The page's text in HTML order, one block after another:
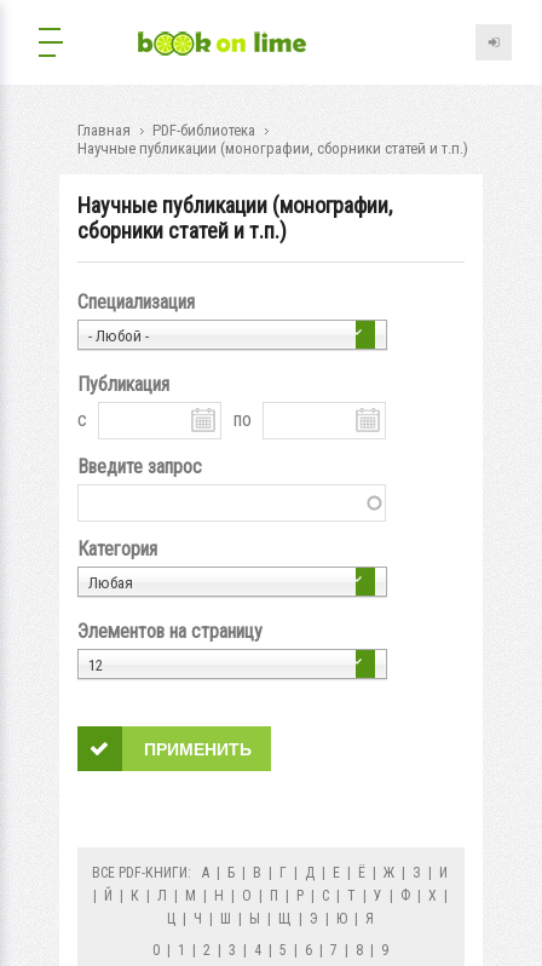
Главная
PDF-библиотека
Научные публикации (монографии, сборники статей и т.п.)
Научные публикации (монографии,
сборники статей и т.п.)
Специализация
- Любой -
Публикация
с
по
Введите запрос
Категория
Любая
Элементов на страницу
12
ВСЕ PDF-КНИГИ: А Б В Г Д Е Ё Ж З
И
Й К Л М Н О П Р С Т У Ф Х
Ц
Ч Ш Ы Щ Э Ю
Я
0
1 2 3 4 5 6 7 8 9